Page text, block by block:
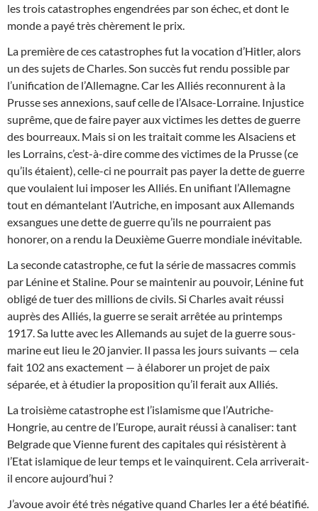
les trois catastrophes engendrées par son échec, et dont le
monde a payé très chèrement le prix.
La première de ces catastrophes fut la vocation d’Hitler, alors
un des sujets de Charles. Son succès fut rendu possible par
l’unification de l’Allemagne. Car les Alliés reconnurent à la
Prusse ses annexions, sauf celle de l’Alsace-Lorraine. Injustice
suprême, que de faire payer aux victimes les dettes de guerre
des bourreaux. Mais si on les traitait comme les Alsaciens et
les Lorrains, c’est-à-dire comme des victimes de la Prusse (ce
qu’ils étaient), celle-ci ne pourrait pas payer la dette de guerre
que voulaient lui imposer les Alliés. En unifiant l’Allemagne
tout en démantelant l’Autriche, en imposant aux Allemands
exsangues une dette de guerre qu’ils ne pourraient pas
honorer, on a rendu la Deuxième Guerre mondiale inévitable.
La seconde catastrophe, ce fut la série de massacres commis
par Lénine et Staline. Pour se maintenir au pouvoir, Lénine fut
obligé de tuer des millions de civils. Si Charles avait réussi
auprès des Alliés, la guerre se serait arrêtée au printemps
1917. Sa lutte avec les Allemands au sujet de la guerre sous-
marine eut lieu le 20 janvier. Il passa les jours suivants — cela
fait 102 ans exactement — à élaborer un projet de paix
séparée, et à étudier la proposition qu’il ferait aux Alliés.
La troisième catastrophe est l’islamisme que l’Autriche-
Hongrie, au centre de l’Europe, aurait réussi à canaliser: tant
Belgrade que Vienne furent des capitales qui résistèrent à
l’Etat islamique de leur temps et le vainquirent. Cela arriverait-
il encore aujourd’hui ?
J’avoue avoir été très négative quand Charles Ier a été béatifié.